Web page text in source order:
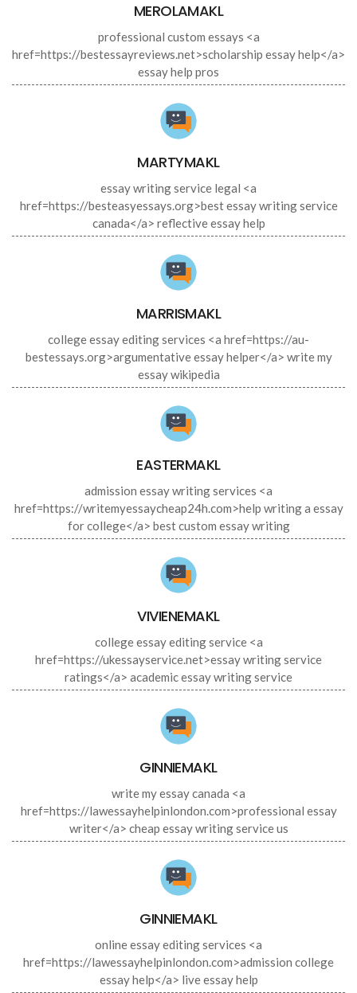
MEROLAMAKL
professional custom essays <a
href=https://bestessayreviews.net>scholarship essay help</a>
essay help pros
MARTYMAKL
essay writing service legal <a
href=https://besteasyessays.org>best essay writing service
canada</a> reflective essay help
MARRISMAKL
college essay editing services <a href=https://au-
bestessays.org>argumentative essay helper</a> write my
essay wikipedia
EASTERMAKL
admission essay writing services <a
href=https://writemyessaycheap24h.com>help writing a essay
for college</a> best custom essay writing
VIVIENEMAKL
college essay editing service <a
href=https://ukessayservice.net>essay writing service
ratings</a> academic essay writing service
GINNIEMAKL
write my essay canada <a
href=https://lawessayhelpinlondon.com>professional essay
writer</a> cheap essay writing service us
GINNIEMAKL
online essay editing services <a
href=https://lawessayhelpinlondon.com>admission college
essay help</a> live essay help